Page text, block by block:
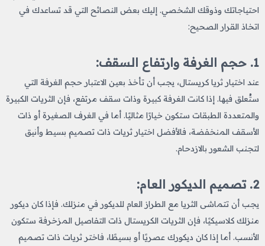
احتياجاتك وذوقك الشخصي. إليك بعض النصائح التي قد تساعدك في
اتخاذ القرار الصحيح:
1. حجم الغرفة وارتفاع السقف:
عند اختيار ثريا كريستال، يجب أن تأخذ بعين الاعتبار حجم الغرفة التي
ستُعلق فيها. إذا كانت الغرفة كبيرة وذات سقف مرتفع، فإن الثريات الكبيرة
والمتعددة الطبقات ستكون خيارًا مثاليًا. أما في الغرف الصغيرة أو ذات
الأسقف المنخفضة، فالأفضل اختيار ثريات ذات تصميم بسيط وأنيق
لتجنب الشعور بالازدحام.
2. تصميم الديكور العام:
يجب أن تتماشى الثريا مع الطراز العام للديكور في منزلك. فإذا كان ديكور
منزلك كلاسيكيًا، فإن الثريات الكريستال ذات التفاصيل المزخرفة ستكون
الأنسب. أما إذا كان ديكورك عصريًا أو بسيطًا، فاختر ثريات ذات تصميم